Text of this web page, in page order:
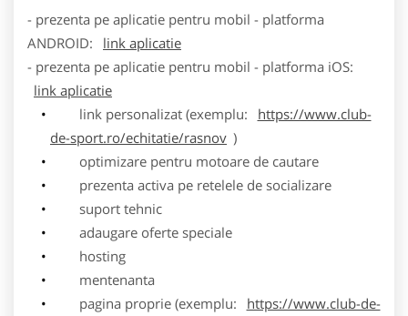
- prezenta pe aplicatie pentru mobil - platforma
ANDROID:
link aplicatie
- prezenta pe aplicatie pentru mobil - platforma iOS:
link aplicatie
link personalizat (exemplu:
https://www.club-
de-sport.ro/echitatie/rasnov )
optimizare pentru motoare de cautare
prezenta activa pe retelele de socializare
suport tehnic
adaugare oferte speciale
hosting
mentenanta
pagina proprie (exemplu:
https://www.club-de-